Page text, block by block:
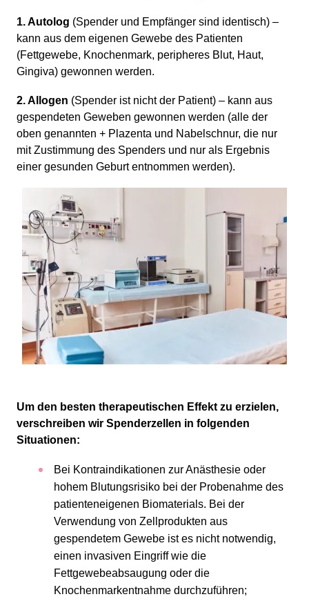
1. Autolog (Spender und Empfänger sind identisch) –
kann aus dem eigenen Gewebe des Patienten
(Fettgewebe, Knochenmark, peripheres Blut, Haut,
Gingiva) gewonnen werden.
2. Allogen (Spender ist nicht der Patient) – kann aus
gespendeten Geweben gewonnen werden (alle der
oben genannten + Plazenta und Nabelschnur, die nur
mit Zustimmung des Spenders und nur als Ergebnis
einer gesunden Geburt entnommen werden).
Um den besten therapeutischen Effekt zu erzielen,
verschreiben wir Spenderzellen in folgenden
Situationen:
Bei Kontraindikationen zur Anästhesie oder
hohem Blutungsrisiko bei der Probenahme des
patienteneigenen Biomaterials. Bei der
Verwendung von Zellprodukten aus
gespendetem Gewebe ist es nicht notwendig,
einen invasiven Eingriff wie die
Fettgewebeabsaugung oder die
Knochenmarkentnahme durchzuführen;